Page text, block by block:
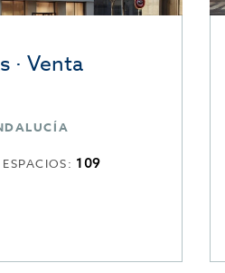
· Venta
ESPACIOS: 109